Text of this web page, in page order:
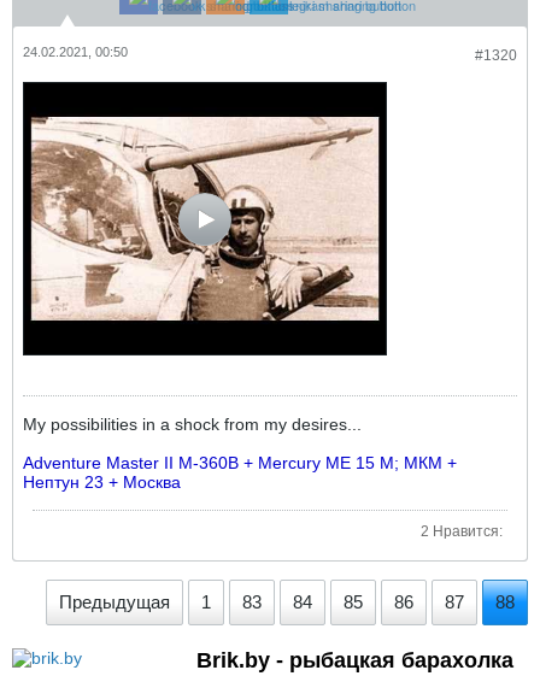
#1320
24.02.2021, 00:50
My possibilities in a shock from my desires...
Adventure Master II M-360B + Mercury ME 15 M; МКМ +
Нептун 23 + Москва
2 Нравится:
Предыдущая 1 83 84 85 86 87 88
Brik.by - рыбацкая барахолка